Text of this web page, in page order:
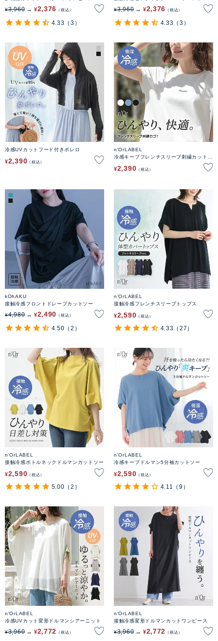
¥3,960 ¥2,376 税込
4.33 （3）
¥3,960 ¥2,376 税込
4.33 （3）
冷感UVカットフード付きボレロ
¥2,390 税込
n'OrLABEL
冷感キープフレンチスリーブ刺繍カットソ
¥2,390 税込
kOhAKU
接触冷感フロントドレープカットソー
¥4,980 ¥2,490 税込
4.50 （2）
n'OrLABEL
接触冷感フレンチスリーブトップス
¥2,590 税込
4.33 （27）
n'OrLABEL
接触冷感ボトルネックドルマンカットソー
¥2,590 税込
5.00 （2）
n'OrLABEL
冷感キープドルマン5分袖カットソー
¥2,590 税込
4.11 （9）
n'OrLABEL
冷感UVカット変形ドルマンシアーニット
¥3,960 ¥2,772 税込
n'OrLABEL
接触冷感変形ドルマンカットワンピース
¥3,960 ¥2,772 税込